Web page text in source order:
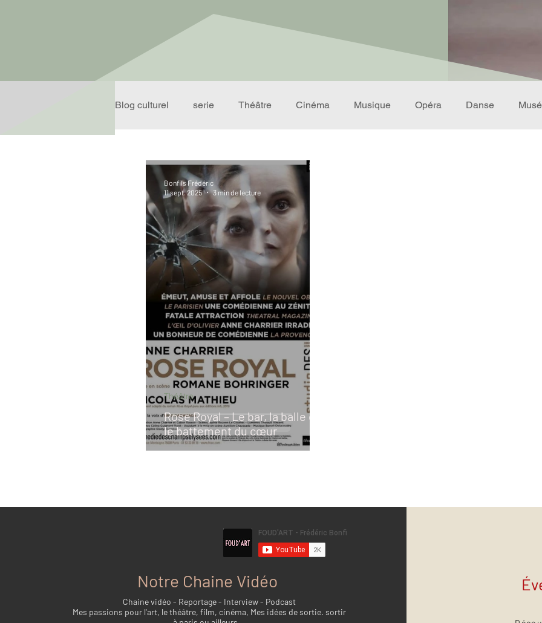
Blog culturel serie Théâtre Cinéma Musique Opéra Danse
Performance Rire Récompense
Événement Validé par Romane. Spécial Famille
Offre spéciale Annuaire Théâtre - Musée
Rose Royal – Le bar, la balle et
le battement du cœur
Théâtre
Bonfils Frédéric
11 sept. 2025
3 min de lecture
Notre Chaine Vidéo
Chaine vidéo - Reportage - Interview - Podcast
Mes passions pour l'art, le théâtre, film, cinéma, Mes idées de sortie. sortir